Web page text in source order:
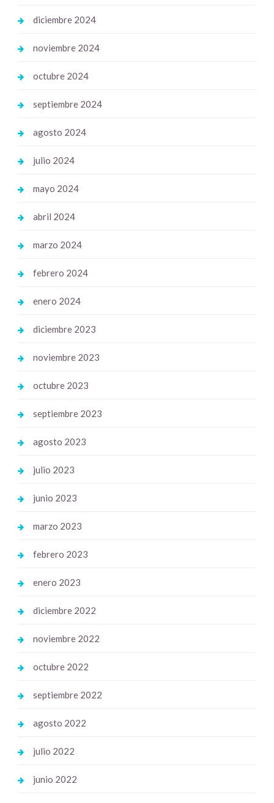
diciembre 2024
noviembre 2024
octubre 2024
septiembre 2024
agosto 2024
julio 2024
mayo 2024
abril 2024
marzo 2024
febrero 2024
enero 2024
diciembre 2023
noviembre 2023
octubre 2023
septiembre 2023
agosto 2023
julio 2023
junio 2023
marzo 2023
febrero 2023
enero 2023
diciembre 2022
noviembre 2022
octubre 2022
septiembre 2022
agosto 2022
julio 2022
junio 2022